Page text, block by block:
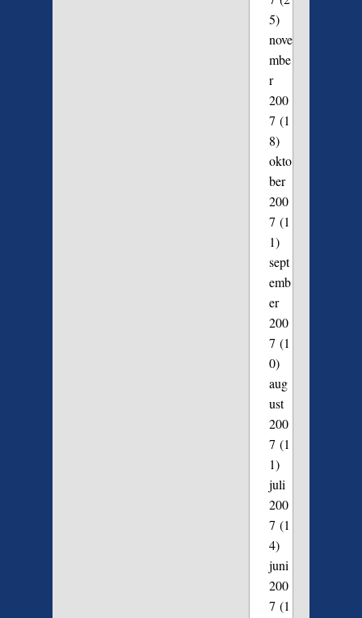
5)
nove
mbe
r
200
7 (1
8)
okto
ber
200
7 (1
1)
sept
emb
er
200
7 (1
0)
aug
ust
200
7 (1
1)
juli
200
7 (1
4)
juni
200
7 (1